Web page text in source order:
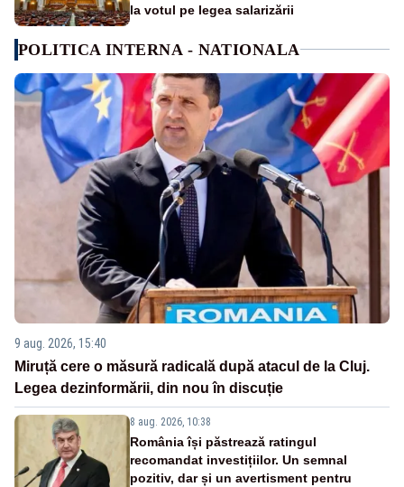
la votul pe legea salarizării
POLITICA INTERNA - NATIONALA
9 aug. 2026, 15:40
Miruță cere o măsură radicală după atacul de la Cluj.
Legea dezinformării, din nou în discuție
8 aug. 2026, 10:38
România își păstrează ratingul
recomandat investițiilor. Un semnal
pozitiv, dar și un avertisment pentru